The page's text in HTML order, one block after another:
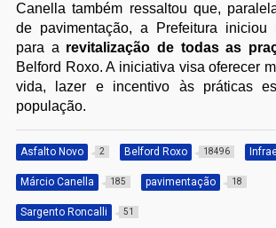
Canella também ressaltou que,
de pavimentação, a Prefeitura iniciou
para a revitalização de todas as
Belford Roxo. A iniciativa visa oferecer
vida, lazer e incentivo às práticas
população.
Asfalto Novo 2 Belford Roxo 18496
Márcio Canella 185 pavimentação 18
Sargento Roncalli 51